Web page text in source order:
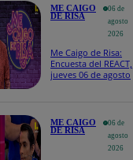
ME CAIGO
DE RISA
06 de
agosto
2026
Me Caigo de Risa:
Encuesta del REACT,
jueves 06 de agosto
ME CAIGO
DE RISA
06 de
agosto
2026